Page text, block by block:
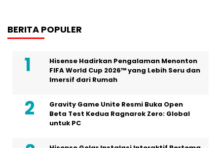
BERITA POPULER
Hisense Hadirkan Pengalaman Menonton
FIFA World Cup 2026™ yang Lebih Seru dan
Imersif dari Rumah
Gravity Game Unite Resmi Buka Open
Beta Test Kedua Ragnarok Zero: Global
untuk PC